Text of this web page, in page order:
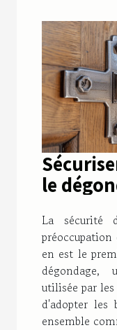
le
anti-
La sécurité
en est le
dégondage,
utilisée par
d'adopter les
ensemble